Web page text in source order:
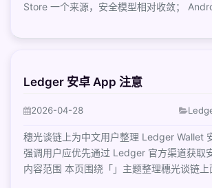
Store 一个来源，安全模型相对收敛；
Ledger 安卓 App 注意
2026-04-28
穗光谈链上为中文用户整理 Ledger Wallet
强调用户应优先通过 Ledger 官方渠道获取
内容范围 本页围绕「」主题整理穗光谈链上